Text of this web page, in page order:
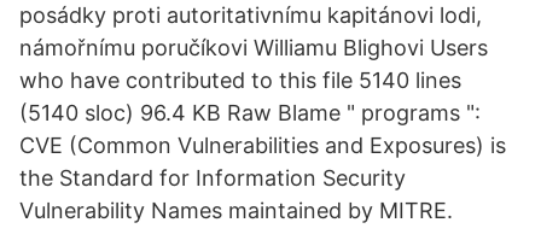
posádky proti autoritativnímu kapitánovi lodi,
námořnímu poručíkovi Williamu Blighovi Users
who have contributed to this file 5140 lines
(5140 sloc) 96.4 KB Raw Blame " programs ":
CVE (Common Vulnerabilities and Exposures) is
the Standard for Information Security
Vulnerability Names maintained by MITRE.